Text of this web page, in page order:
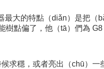
大的特點（diǎn）是把（
點偏了，他（tā）們為
求穩，或者亮出（chū）